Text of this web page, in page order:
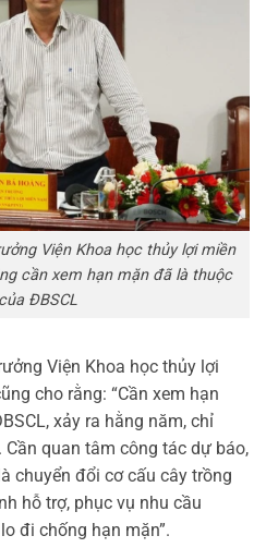
Viện Khoa học thủy lợi miền
cần xem hạn mặn đã là thuộc
ĐBSCL
Viện Khoa học thủy lợi
cho rằng: “Cần xem hạn
xảy ra hằng năm, chỉ
quan tâm công tác dự báo,
chuyển đổi cơ cấu cây trồng
hỗ trợ, phục vụ nhu cầu
đi chống hạn mặn”.